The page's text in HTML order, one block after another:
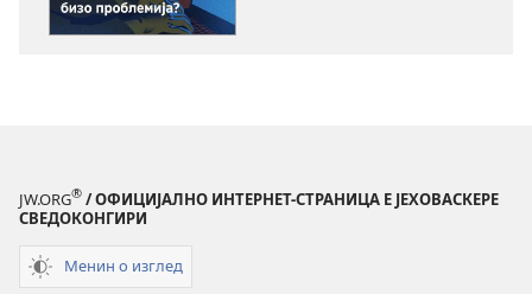
проблемија?
JW.ORG® / ОФИЦИЈАЛНО ИНТЕРНЕТ-СТРАНИЦА Е ЈЕХОВАСКЕРЕ
СВЕДОКОНГИРИ
Менин о изглед